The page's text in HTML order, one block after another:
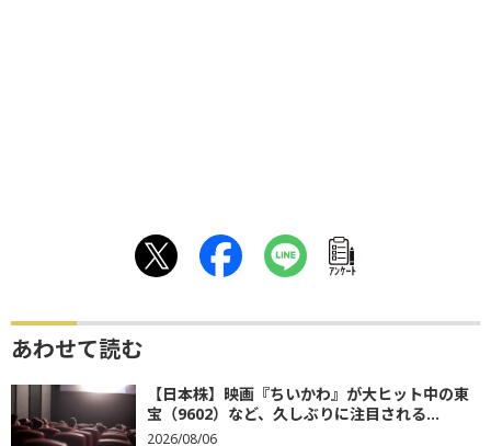
ｱﾝｹｰﾄ
あわせて読む
【日本株】映画『ちいかわ』が大ヒット中の東
宝（9602）など、久しぶりに注目される...
2026/08/06